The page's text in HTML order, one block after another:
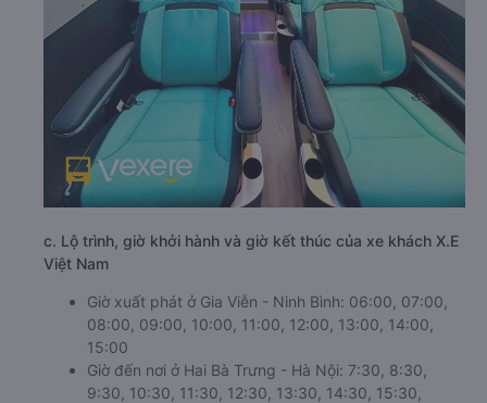
c. Lộ trình, giờ khởi hành và giờ kết thúc của xe khách X.E
Việt Nam
Giờ xuất phát ở Gia Viễn - Ninh Bình: 06:00, 07:00,
08:00, 09:00, 10:00, 11:00, 12:00, 13:00, 14:00,
15:00
Giờ đến nơi ở Hai Bà Trưng - Hà Nội: 7:30, 8:30,
9:30, 10:30, 11:30, 12:30, 13:30, 14:30, 15:30,